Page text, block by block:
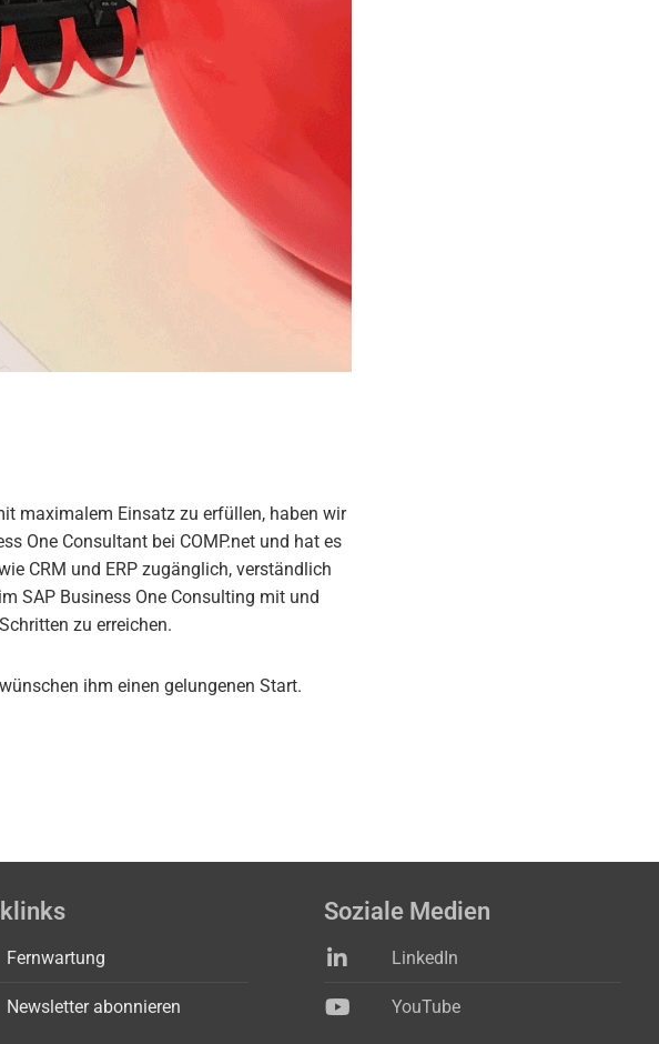
maximalem Einsatz zu erfüllen, haben wir
One Consultant bei COMP.net und hat es
CRM und ERP zugänglich, verständlich
SAP Business One Consulting mit und
zu erreichen.
ihm einen gelungenen Start.
Fernwartung
Newsletter abonnieren
Soziale Medien
LinkedIn
YouTube